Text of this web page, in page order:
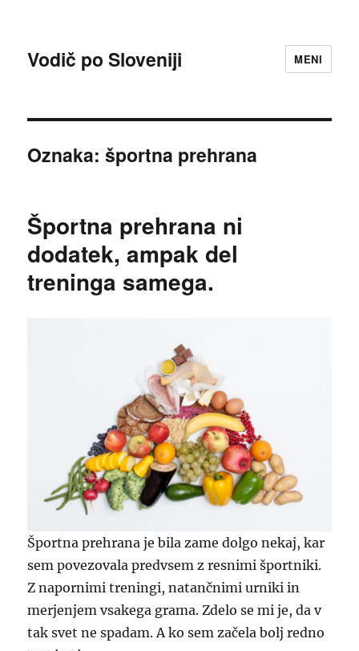
Vodič po Sloveniji MENI
Oznaka:športna prehrana
Športna prehrana ni
dodatek, ampak del
treninga samega.
Športna prehrana je bila zame dolgo nekaj, kar
sem povezovala predvsem z resnimi športniki.
Z napornimi treningi, natančnimi urniki in
merjenjem vsakega grama. Zdelo se mi je, da v
tak svet ne spadam. A ko sem začela bolj redno